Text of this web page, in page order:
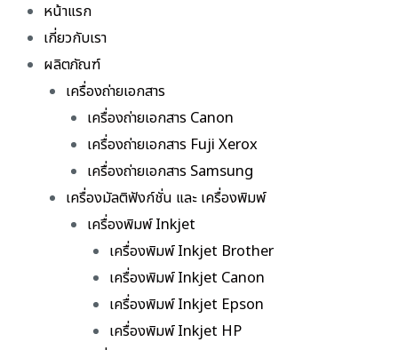
หน้าแรก
เกี่ยวกับเรา
ผลิตภัณฑ์
เครื่องถ่ายเอกสาร
เครื่องถ่ายเอกสาร Canon
เครื่องถ่ายเอกสาร Fuji Xerox
เครื่องถ่ายเอกสาร Samsung
เครื่องมัลติฟังก์ชั่น และ เครื่องพิมพ์
เครื่องพิมพ์ Inkjet
เครื่องพิมพ์ Inkjet Brother
เครื่องพิมพ์ Inkjet Canon
เครื่องพิมพ์ Inkjet Epson
เครื่องพิมพ์ Inkjet HP